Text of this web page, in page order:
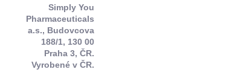
Simply You
Pharmaceuticals
a.s., Budovcova
188/1, 130 00
Praha 3, ČR.
Vyrobené v ČR.